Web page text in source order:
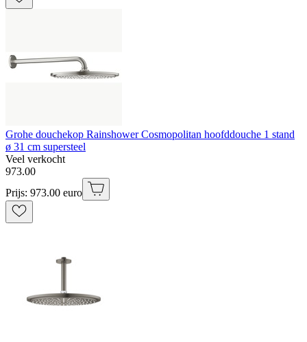
Grohe douchekop Rainshower Cosmopolitan hoofddouche 1 stand
ø 31 cm supersteel
Veel verkocht
973.00
Prijs: 973.00 euro